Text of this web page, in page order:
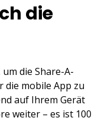
die
die Share-A-
mobile App zu
auf Ihrem Gerät
weiter – es ist 100